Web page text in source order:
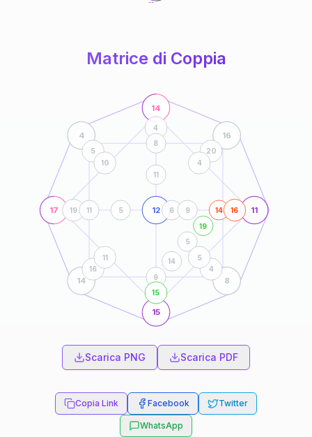
60
Matrice di Coppia
17
14
11
15
12
4 16
14 8
9
14
5
19
14
19
4
16
15
11
8
6 9
5
11
5
10
20
4
16
11
4
5
Scarica PNG Scarica PDF
Copia Link Facebook Twitter
WhatsApp